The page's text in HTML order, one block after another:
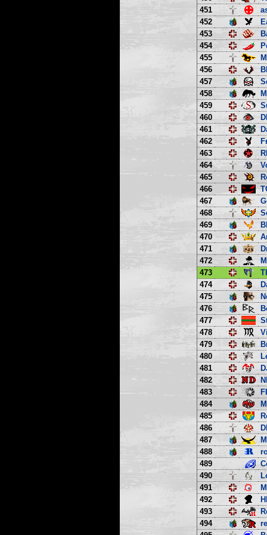
451
452
453
454
455
456
457
458
459
460
461
462
463
464
465
466
467
468
469
470
471
472
473
474
475
476
477
478
479
480
481
482
483
484
485
486
487
488
489
490
491
492
493
494